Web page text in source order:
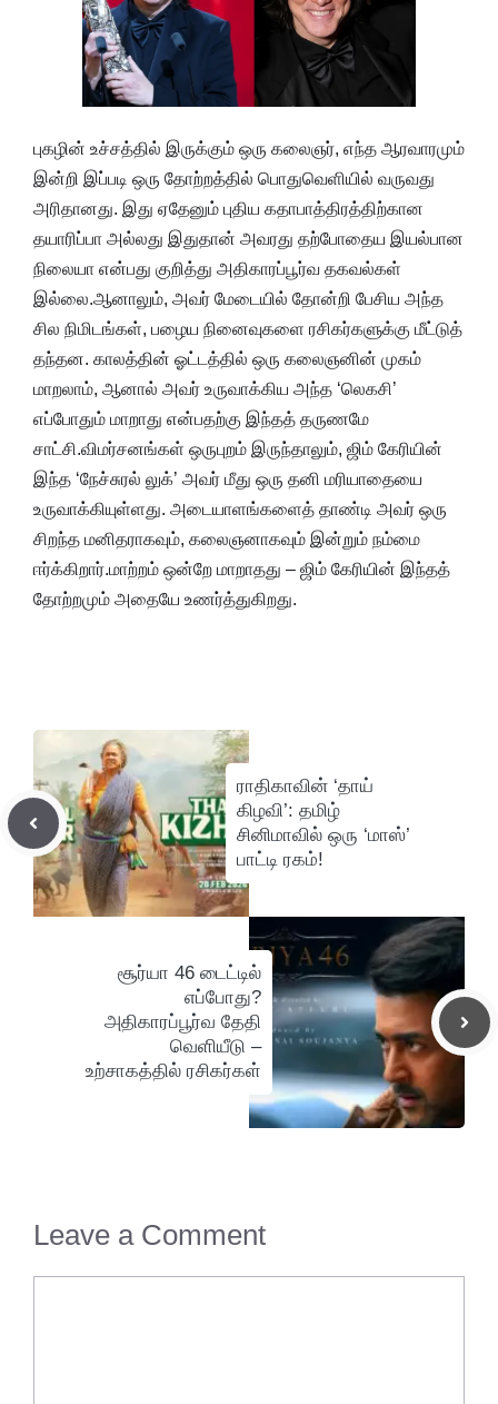
புகழின் உச்சத்தில் இருக்கும் ஒரு கலைஞர், எந்த ஆரவாரமும்
இன்றி இப்படி ஒரு தோற்றத்தில் பொதுவெளியில் வருவது
அரிதானது. இது ஏதேனும் புதிய கதாபாத்திரத்திற்கான
தயாரிப்பா அல்லது இதுதான் அவரது தற்போதைய இயல்பான
நிலையா என்பது குறித்து அதிகாரப்பூர்வ தகவல்கள்
இல்லை.ஆனாலும், அவர் மேடையில் தோன்றி பேசிய அந்த
சில நிமிடங்கள், பழைய நினைவுகளை ரசிகர்களுக்கு மீட்டுத்
தந்தன. காலத்தின் ஓட்டத்தில் ஒரு கலைஞனின் முகம்
மாறலாம், ஆனால் அவர் உருவாக்கிய அந்த ‘லெகசி’
எப்போதும் மாறாது என்பதற்கு இந்தத் தருணமே
சாட்சி.விமர்சனங்கள் ஒருபுறம் இருந்தாலும், ஜிம் கேரியின்
இந்த ‘நேச்சுரல் லுக்’ அவர் மீது ஒரு தனி மரியாதையை
உருவாக்கியுள்ளது. அடையாளங்களைத் தாண்டி அவர் ஒரு
சிறந்த மனிதராகவும், கலைஞனாகவும் இன்றும் நம்மை
ஈர்க்கிறார்.மாற்றம் ஒன்றே மாறாதது – ஜிம் கேரியின் இந்தத்
தோற்றமும் அதையே உணர்த்துகிறது.
ராதிகாவின் ‘தாய்
கிழவி’: தமிழ்
சினிமாவில் ஒரு ‘மாஸ்’
பாட்டி ரகம்!
சூர்யா 46 டைட்டில்
எப்போது?
அதிகாரப்பூர்வ தேதி
வெளியீடு –
உற்சாகத்தில் ரசிகர்கள்
Leave a Comment